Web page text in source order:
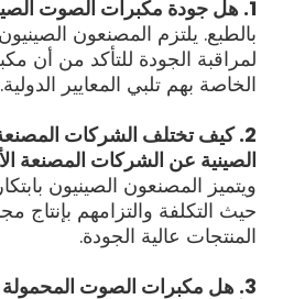
1. هل جودة مكبرات الصوت الصينية PA جيدة؟
بالطبع. يلتزم المصنعون
الخاصة بهم تلبي المعايير الدولية.
الصينية عن الشركات المصنعة
ويتميز المصنعون الصينيون
حيث التكلفة والتزامهم بإنتاج
المنتجات عالية الجودة.
3. هل مكبرات الصوت